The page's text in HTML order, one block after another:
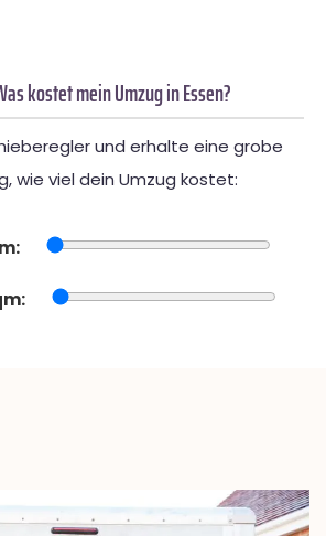
kostet mein Umzug in Essen?
und erhalte eine grobe
wie viel dein Umzug kostet: